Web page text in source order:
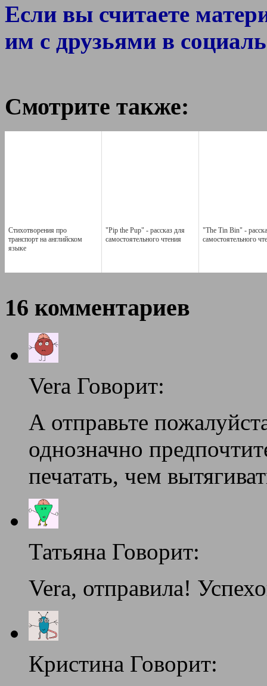
Если вы считаете
им с друзьями в
Смотрите также:
Стихотворения про
транспорт на английском
языке
"Pip the Pup" - рассказ для
самостоятельного чтения
"The Tin Bin" -
самостоятельного
16 комментариев
Vera Говорит:
А отправьте
однозначно
печатать, чем
Татьяна Говорит:
Vera, отправила!
Кристина Говорит: